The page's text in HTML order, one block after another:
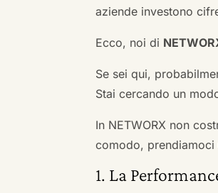
aziende investono
Ecco, noi di
Se sei qui,
Stai cercando un
In NETWORX non
comodo,
1. La